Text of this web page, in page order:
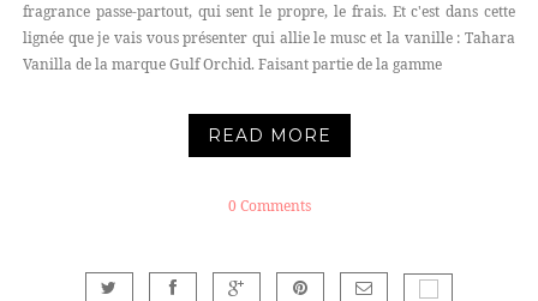
fragrance passe-partout, qui sent le propre, le frais. Et c'est dans cette
lignée que je vais vous présenter qui allie le musc et la vanille : Tahara
Vanilla de la marque Gulf Orchid. Faisant partie de la gamme
READ MORE
0 Comments